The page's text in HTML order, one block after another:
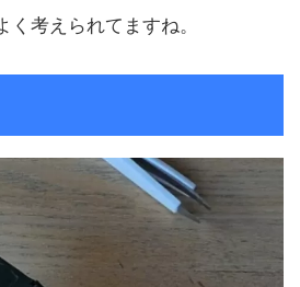
考えられてますね。